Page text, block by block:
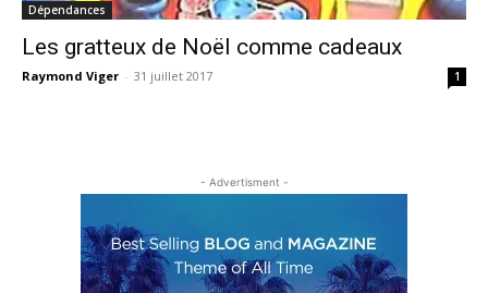
Dépendances
Les gratteux de Noël comme cadeaux
Raymond Viger - 31 juillet 2017 1
- Advertisment -